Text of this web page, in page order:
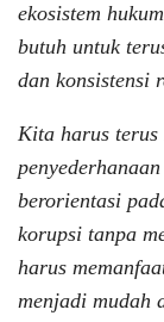
ekosistem
butuh untuk
dan konsistensi
Kita harus terus
berorientasi
korupsi tanpa
harus
menjadi mudah